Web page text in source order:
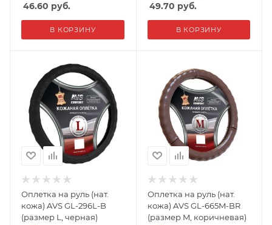
46.60 руб.
В КОРЗИНУ
49.70 руб.
В КОРЗИНУ
Оплетка на руль (нат.
кожа) AVS GL-296L-B
(размер L, черная)
Оплетка на руль (нат.
кожа) AVS GL-665M-BR
(размер M, коричневая)